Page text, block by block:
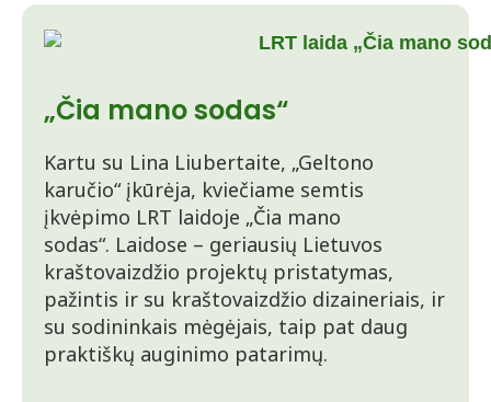
„Čia mano sodas“
Kartu su Lina Liubertaite, „Geltono
karučio“ įkūrėja, kviečiame semtis
įkvėpimo LRT laidoje „Čia mano
sodas“. Laidose – geriausių Lietuvos
kraštovaizdžio projektų pristatymas,
pažintis ir su kraštovaizdžio dizaineriais, ir
su sodininkais mėgėjais, taip pat daug
praktiškų auginimo patarimų.